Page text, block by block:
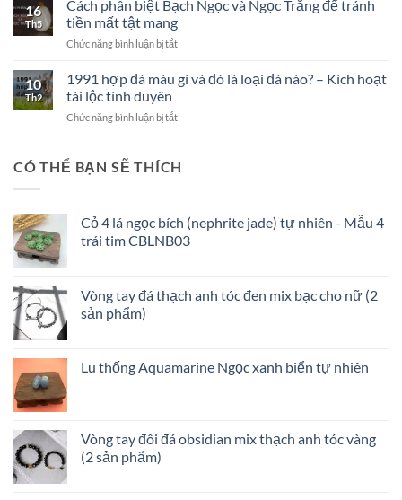
Hum
là
gì?
hiểu
lầm
ngẩn
đơn
trong
phong
phương
Đông
16
Th5
Cách phân biệt Bạch Ngọc và Ngọc Trắng để tránh
tiền mất tật mang
Chức năng bình luận bị tắtở
phân
biệt
Ngọc
Trắng
mất
tật
10
Th2
1991 hợp đá màu gì và đó là loại đá nào? – Kích hoạt
tài lộc tình duyên
Chức năng bình luận bị tắtở
đá
đó
là
–
tình
CÓ THỂ BẠN SẼ THÍCH
Cỏ 4 lá ngọc bích (nephrite jade) tự nhiên - Mẫu 4
trái tim CBLNB03
Vòng tay đá thạch anh tóc đen mix bạc cho nữ (2
sản phẩm)
Lu thống Aquamarine Ngọc xanh biển tự nhiên
Vòng tay đôi đá obsidian mix thạch anh tóc vàng
(2 sản phẩm)